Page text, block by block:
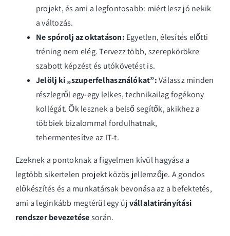
projekt, és ami a legfontosabb: miért lesz jó nekik
a változás.
Ne spórolj az oktatáson: Egyetlen, élesítés előtti
tréning nem elég. Tervezz több, szerepkörökre
szabott képzést és utókövetést is.
Jelölj ki „szuperfelhasználókat”:Válassz minden
részlegről egy-egy lelkes, technikailag fogékony
kollégát. Ők lesznek a belső segítők, akikhez a
többiek bizalommal fordulhatnak,
tehermentesítve az IT-t.
Ezeknek a pontoknak a figyelmen kívül hagyása a
legtöbb sikertelen projekt közös jellemzője. A gondos
előkészítés és a munkatársak bevonása az a befektetés,
ami a leginkább megtérül egy új vállalatirányítási
rendszer bevezetésesorán.